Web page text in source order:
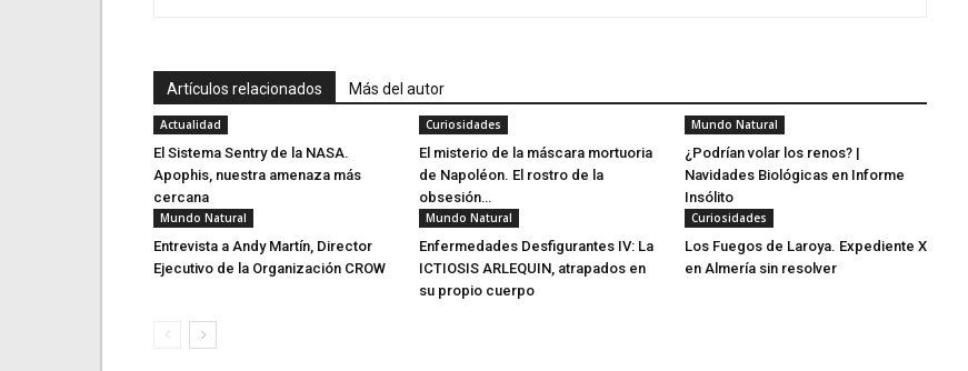
Artículos relacionados Más del autor
Actualidad
El Sistema Sentry de la NASA.
Apophis, nuestra amenaza más
cercana
Curiosidades
El misterio de la máscara mortuoria
de Napoléon. El rostro de la
obsesión…
Mundo Natural
¿Podrían volar los renos? |
Navidades Biológicas en Informe
Insólito
Mundo Natural
Entrevista a Andy Martín, Director
Ejecutivo de la Organización CROW
Mundo Natural
Enfermedades Desfigurantes IV: La
ICTIOSIS ARLEQUIN, atrapados en
su propio cuerpo
Curiosidades
Los Fuegos de Laroya. Expediente X
en Almería sin resolver